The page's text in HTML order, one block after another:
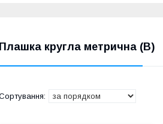
Плашка кругла метрична (В)